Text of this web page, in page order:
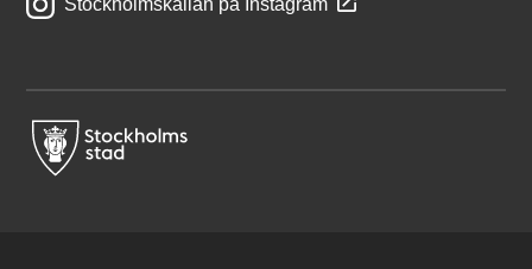
Stockholmskällan på Instagram